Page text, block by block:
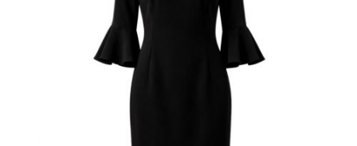
คลิกที่นี่เพื่อสมัครสมาชิก
ข้าสู่ระบบด้วย LINE